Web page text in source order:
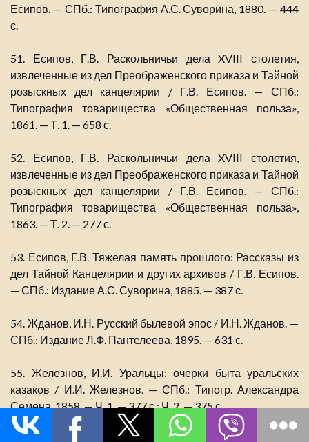
Есипов. — СПб.: Типография А.С. Суворина, 1880. — 444
с.
51. Есипов, Г.В. Раскольничьи дела XVIII столетия,
извлеченные из дел Преображенского приказа и Тайной
розыскных дел канцелярии / Г.В. Есипов. — СПб.:
Типография товарищества «Общественная польза»,
1861. — Т. 1. — 658 с.
52. Есипов, Г.В. Раскольничьи дела XVIII столетия,
извлеченные из дел Преображенского приказа и Тайной
розыскных дел канцелярии / Г.В. Есипов. — СПб.:
Типография товарищества «Общественная польза»,
1863. — Т. 2. — 277 с.
53. Есипов, Г.В. Тяжелая память прошлого: Рассказы из
дел Тайной Канцелярии и других архивов / Г.В. Есипов.
— СПб.: Издание А.С. Суворина, 1885. — 387 с.
54. Жданов, И.Н. Русский былевой эпос / И.Н. Жданов. —
СПб.: Издание Л.Ф. Пантелеева, 1895. — 631 с.
55. Железнов, И.И. Уральцы: очерки быта уральских
казаков / И.И. Железнов. — СПб.: Типогр. Александра
Семена, 1858. — Ч. 1. — 377 с.; Ч. 2. — 375 с.
56. Жеравина, А.Н. Отзвуки крестьянской войны под